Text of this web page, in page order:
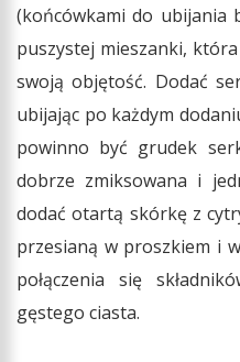
(końcówkami do ubijania
puszystej mieszanki,
swoją objętość. Dodać
ubijając po każdym
powinno być grudek
dobrze zmiksowana i
dodać otartą skórkę z
przesianą w proszkiem i
połączenia się
gęstego ciasta.